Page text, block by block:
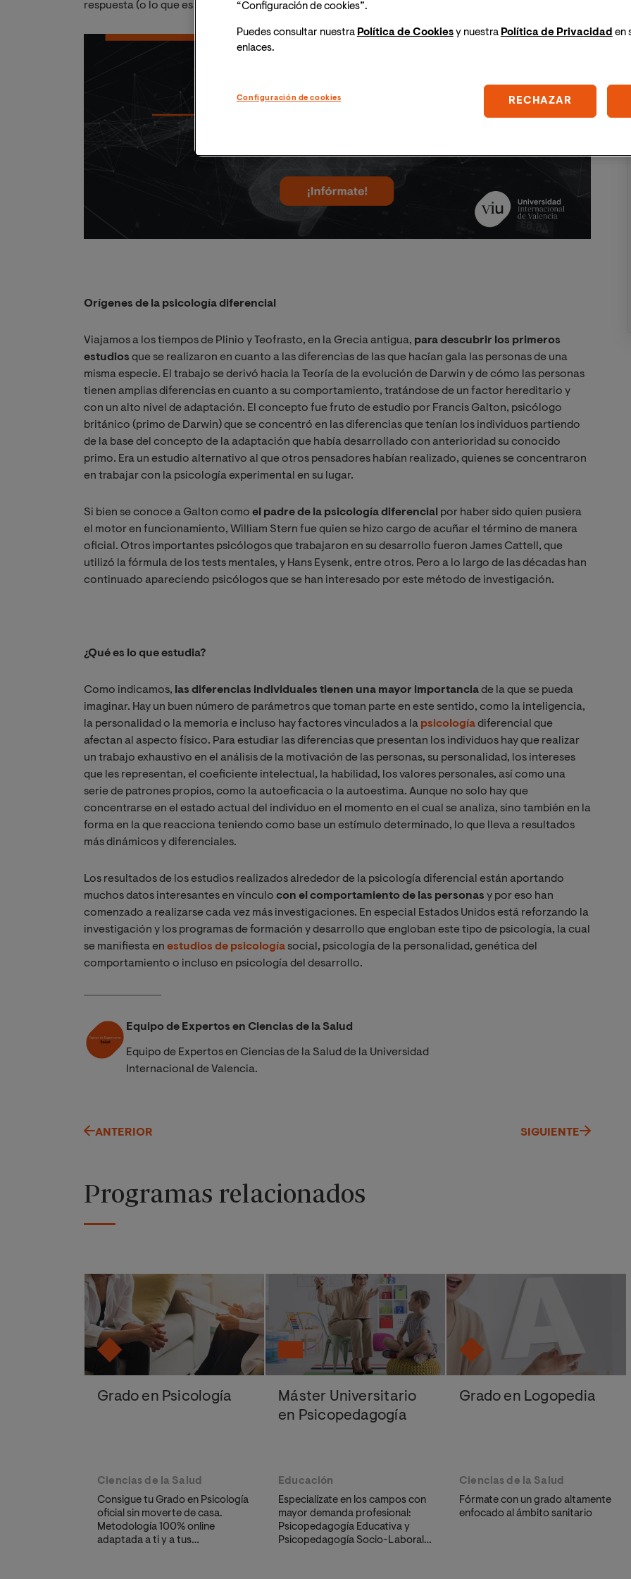
respuesta (o lo que es lo mismo, la fórmula O-E-R).
Orígenes de la psicología diferencial
Viajamos a los tiempos de Plinio y Teofrasto, en la Grecia antigua, para descubrir los primeros
estudios que se realizaron en cuanto a las diferencias de las que hacían gala las personas de una
misma especie. El trabajo se derivó hacia la Teoría de la evolución de Darwin y de cómo las personas
tienen amplias diferencias en cuanto a su comportamiento, tratándose de un factor hereditario y
con un alto nivel de adaptación. El concepto fue fruto de estudio por Francis Galton, psicólogo
británico (primo de Darwin) que se concentró en las diferencias que tenían los individuos partiendo
de la base del concepto de la adaptación que había desarrollado con anterioridad su conocido
primo. Era un estudio alternativo al que otros pensadores habían realizado, quienes se concentraron
en trabajar con la psicología experimental en su lugar.
Si bien se conoce a Galton como el padre de la psicología diferencial por haber sido quien pusiera
el motor en funcionamiento, William Stern fue quien se hizo cargo de acuñar el término de manera
oficial. Otros importantes psicólogos que trabajaron en su desarrollo fueron James Cattell, que
utilizó la fórmula de los tests mentales, y Hans Eysenk, entre otros. Pero a lo largo de las décadas han
continuado apareciendo psicólogos que se han interesado por este método de investigación.
¿Qué es lo que estudia?
Como indicamos, las diferencias individuales tienen una mayor importanciade la que se pueda
imaginar. Hay un buen número de parámetros que toman parte en este sentido, como la inteligencia,
la personalidad o la memoria e incluso hay factores vinculados a la psicologíadiferencial que
afectan al aspecto físico. Para estudiar las diferencias que presentan los individuos hay que realizar
un trabajo exhaustivo en el análisis de la motivación de las personas, su personalidad, los intereses
que les representan, el coeficiente intelectual, la habilidad, los valores personales, así como una
serie de patrones propios, como la autoeficacia o la autoestima. Aunque no solo hay que
concentrarse en el estado actual del individuo en el momento en el cual se analiza, sino también en la
forma en la que reacciona teniendo como base un estímulo determinado, lo que lleva a resultados
más dinámicos y diferenciales.
Los resultados de los estudios realizados alrededor de la psicología diferencial están aportando
muchos datos interesantes en vínculo con el comportamiento de las personas y por eso han
comenzado a realizarse cada vez más investigaciones. En especial Estados Unidos está reforzando la
investigación y los programas de formación y desarrollo que engloban este tipo de psicología, la cual
se manifiesta en estudios de psicologíasocial, psicología de la personalidad, genética del
comportamiento o incluso en psicología del desarrollo.
Equipo de Expertos en Ciencias de la Salud
Equipo de Expertos en Ciencias de la Salud de la Universidad
Internacional de Valencia.
ANTERIOR SIGUIENTE
Programas relacionados
Grado en Psicología
Ciencias de la Salud
Consigue tu Grado en Psicología
oficial sin moverte de casa.
Metodología 100% online
adaptada a ti y a tus
Máster Universitario
en Psicopedagogía
Educación
Especialízate en los campos con
mayor demanda profesional:
Psicopedagogía Educativa y
Psicopedagogía Socio-Laboral.
Grado en Logopedia
Ciencias de la Salud
Fórmate con un grado altamente
enfocado al ámbito sanitario
“Configuración de cookies”.
Puedes consultar nuestra Política de Cookiesy nuestra Política de Privacidad en
enlaces.
Configuración de cookies RECHAZAR